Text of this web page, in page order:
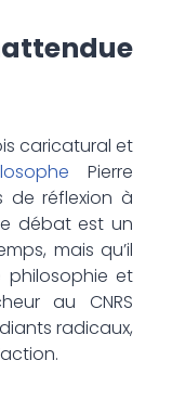
caricatural et
Pierre
de réflexion à
débat est un
mais qu’il
philosophie et
au CNRS
radicaux,